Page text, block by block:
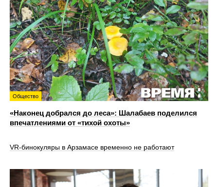
Общество
«Наконец добрался до леса»: Шалабаев поделился
впечатлениями от «тихой охоты»
VR‑бинокуляры в Арзамасе временно не работают